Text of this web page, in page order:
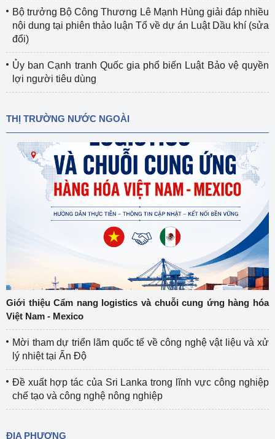
Bộ trưởng Bộ Công Thương Lê Mạnh Hùng giải đáp nhiều
nội dung tại phiên thảo luận Tổ về dự án Luật Dầu khí (sửa
đổi)
Ủy ban Cạnh tranh Quốc gia phổ biến Luật Bảo vệ quyền
lợi người tiêu dùng
THỊ TRƯỜNG NƯỚC NGOÀI
Giới thiệu Cẩm nang logistics và chuỗi cung ứng hàng hóa
Việt Nam - Mexico
Mời tham dự triển lãm quốc tế về công nghệ vật liệu và xử
lý nhiệt tại Ấn Độ
Đề xuất hợp tác của Sri Lanka trong lĩnh vực công nghiệp
chế tạo và công nghệ nông nghiệp
ĐỊA PHƯƠNG